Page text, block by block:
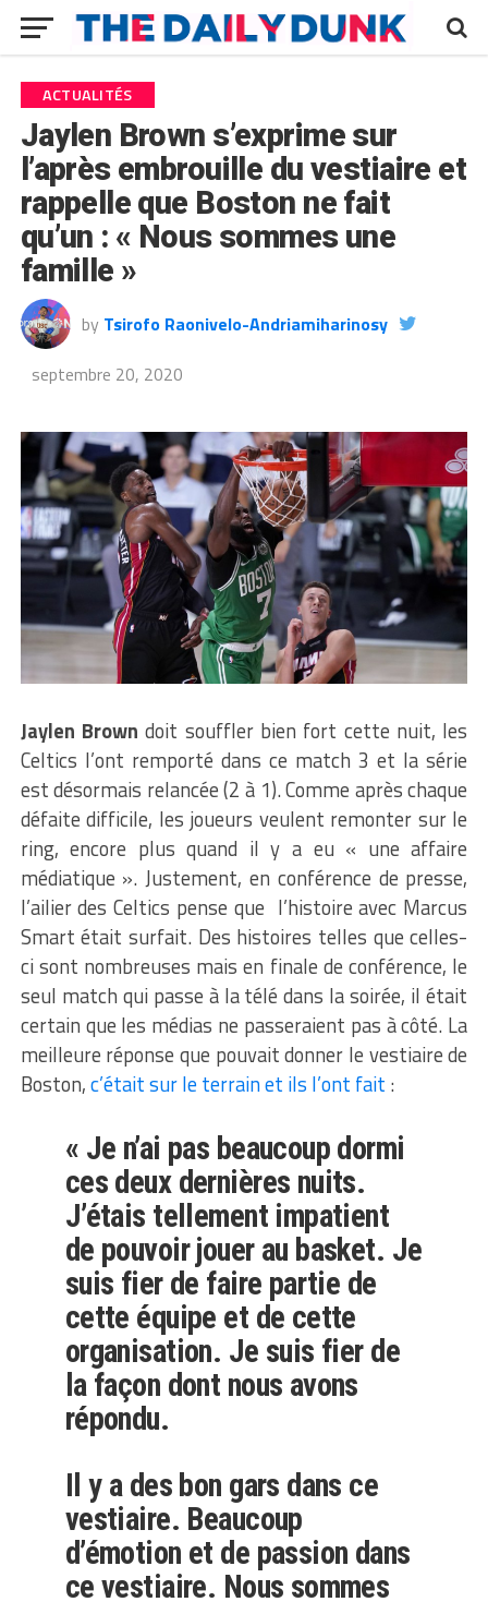
ACTUALITÉS
Jaylen Brown s’exprime sur
l’après embrouille du vestiaire et
rappelle que Boston ne fait
qu’un : « Nous sommes une
famille »
by Tsirofo Raonivelo-Andriamiharinosy
septembre 20, 2020
Jaylen Brown doit souffler bien fort cette nuit, les
Celtics l’ont remporté dans ce match 3 et la série
est désormais relancée (2 à 1). Comme après chaque
défaite difficile, les joueurs veulent remonter sur le
ring, encore plus quand il y a eu « une affaire
médiatique ». Justement, en conférence de presse,
l’ailier des Celtics pense que l’histoire avec Marcus
Smart était surfait. Des histoires telles que celles-
ci sont nombreuses mais en finale de conférence, le
seul match qui passe à la télé dans la soirée, il était
certain que les médias ne passeraient pas à côté. La
meilleure réponse que pouvait donner le vestiaire de
Boston,c’était sur le terrain et ils l’ont fait :
« Je n’ai pas beaucoup dormi
ces deux dernières nuits.
J’étais tellement impatient
de pouvoir jouer au basket. Je
suis fier de faire partie de
cette équipe et de cette
organisation. Je suis fier de
la façon dont nous avons
répondu.
Il y a des bon gars dans ce
vestiaire. Beaucoup
d’émotion et de passion dans
ce vestiaire. Nous sommes